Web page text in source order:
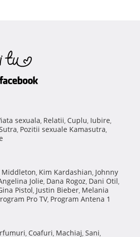
sexuala, Relatii, Cuplu, Iubire,
, Pozitii sexuale Kamasutra,
Middleton, Kim Kardashian, Johnny
Jolie, Dana Rogoz, Dani Otil,
Pistol, Justin Bieber, Melania
Pro TV, Program Antena 1
, Coafuri, Machiaj, Sani,